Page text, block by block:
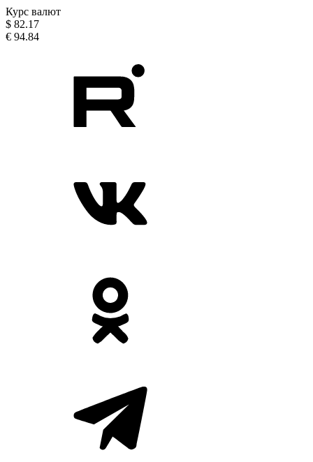
Курс валют
$ 82.17
€ 94.84